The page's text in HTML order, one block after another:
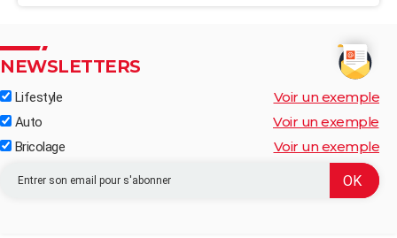
NEWSLETTERS
Lifestyle Voir un exemple
Auto Voir un exemple
Bricolage Voir un exemple